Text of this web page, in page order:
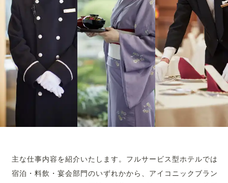
主な仕事内容を紹介いたします。フルサービス型ホテルでは
宿泊・料飲・宴会部門のいずれかから、アイコニックブラン